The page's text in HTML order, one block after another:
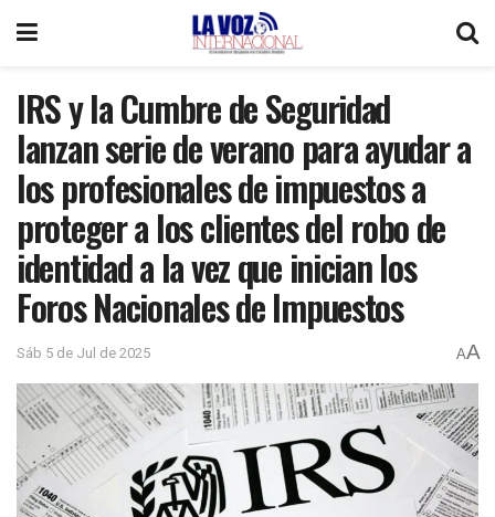
IRS y la Cumbre de Seguridad
lanzan serie de verano para ayudar a
los profesionales de impuestos a
proteger a los clientes del robo de
identidad a la vez que inician los
Foros Nacionales de Impuestos
Sáb 5 de Jul de 2025 AA